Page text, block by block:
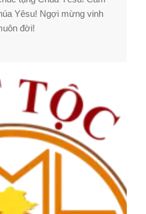
Yêsu! Ngợi mừng vinh
đời!